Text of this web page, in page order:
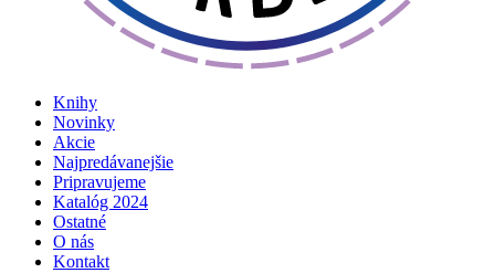
Knihy
Novinky
Akcie
Najpredávanejšie
Pripravujeme
Katalóg 2024
Ostatné
O nás
Kontakt